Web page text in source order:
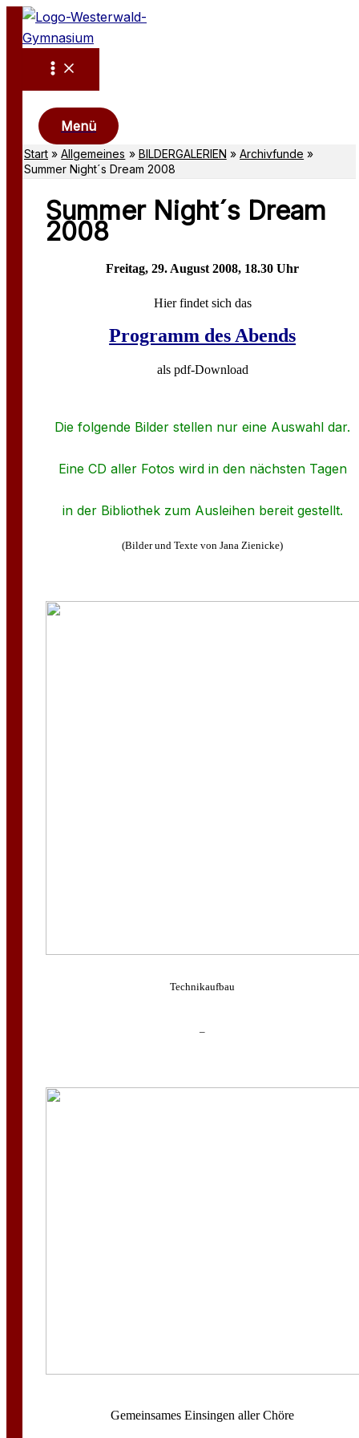
Zum
Inhalt
springen
Menü
Start Allgemeines BILDERGALERIEN
Archivfunde
Summer Night´s Dream 2008
Summer Night´s Dream
2008
Freitag, 29. August 2008, 18.30 Uhr
Hier findet sich das
Programm des Abends
als pdf-Download
Die folgende Bilder stellen nur eine Auswahl dar.
Eine CD aller Fotos wird in den nächsten Tagen
in der Bibliothek zum Ausleihen bereit gestellt.
(Bilder und Texte von Jana Zienicke)
Technikaufbau
–
Gemeinsames Einsingen aller Chöre